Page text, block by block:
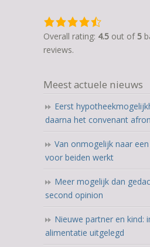
4,5
rating
based
ratings
Overall rating: 4.5 out of 5
reviews.
Meest actuele nieuws
Eerst
daarna het convenant
Van onmogelijk naar
voor beiden werkt
Meer mogelijk dan
second opinion
Nieuwe partner en kind:
alimentatie uitgelegd